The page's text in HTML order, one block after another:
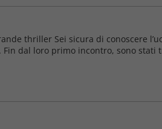
thriller Sei sicura di conoscere
dal loro primo incontro, sono